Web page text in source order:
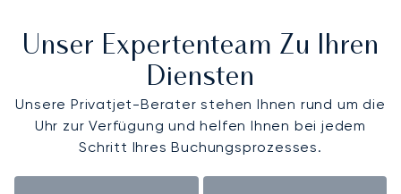
Unser Expertenteam Zu Ihren
Diensten
Unsere Privatjet-Berater stehen Ihnen rund um die
Uhr zur Verfügung und helfen Ihnen bei jedem
Schritt Ihres Buchungsprozesses.